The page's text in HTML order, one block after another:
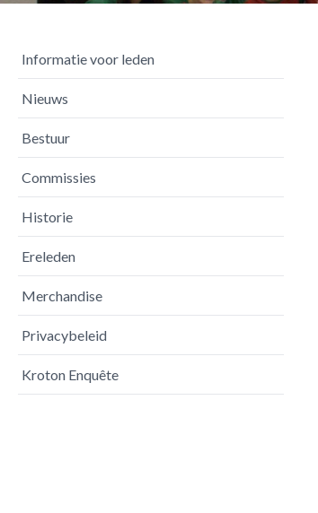
Informatie voor leden
Nieuws
Bestuur
Commissies
Historie
Ereleden
Merchandise
Privacybeleid
Kroton Enquête